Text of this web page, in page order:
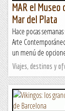
MAR el
Mar del Plata
Hace pocas
Arte
un menú de
Viajes, destinos y